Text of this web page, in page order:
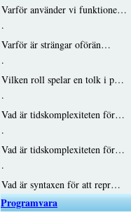
Varför använder vi funktione…
·
Varför är strängar oförän…
·
Vilken roll spelar en tolk i p…
·
Vad är tidskomplexiteten för…
·
Vad är tidskomplexiteten för…
·
Vad är syntaxen för att repr…
Programvara